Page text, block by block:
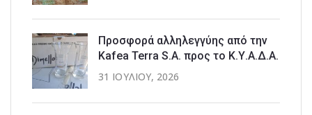
Προσφορά αλληλεγγύης από την
Kafea Terra S.A. προς το Κ.Υ.Α.Δ.Α.
31 ΙΟΥΛΊΟΥ, 2026